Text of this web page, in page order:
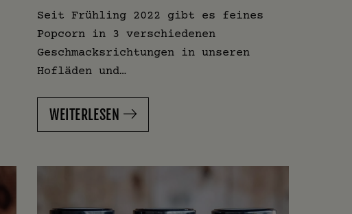
Seit Frühling 2022 gibt es feines
Popcorn in 3 verschiedenen
Geschmacksrichtungen in unseren
Hofläden und…
WEITERLESEN